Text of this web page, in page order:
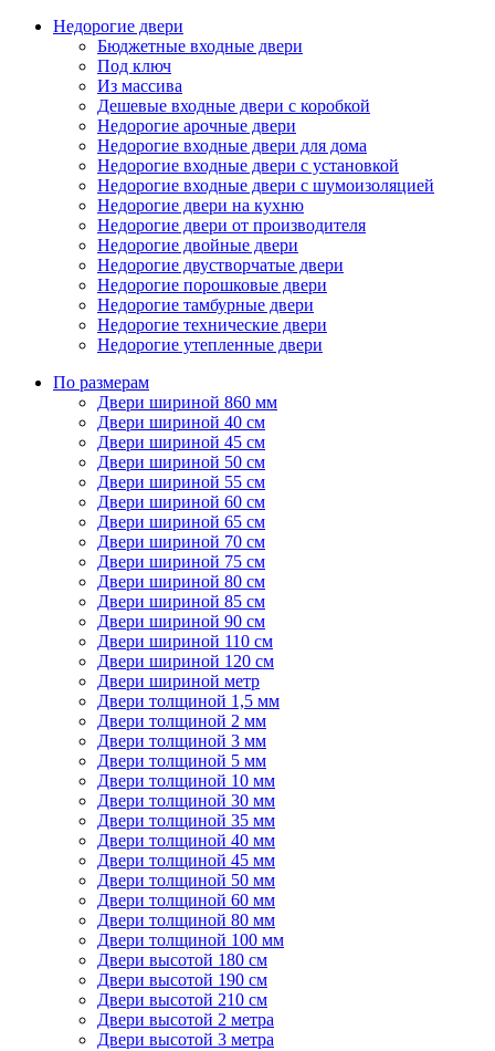
Недорогие двери
Бюджетные входные двери
Под ключ
Из массива
Дешевые входные двери с коробкой
Недорогие арочные двери
Недорогие входные двери для дома
Недорогие входные двери с установкой
Недорогие входные двери с шумоизоляцией
Недорогие двери на кухню
Недорогие двери от производителя
Недорогие двойные двери
Недорогие двустворчатые двери
Недорогие порошковые двери
Недорогие тамбурные двери
Недорогие технические двери
Недорогие утепленные двери
По размерам
Двери шириной 860 мм
Двери шириной 40 см
Двери шириной 45 см
Двери шириной 50 см
Двери шириной 55 см
Двери шириной 60 см
Двери шириной 65 см
Двери шириной 70 см
Двери шириной 75 см
Двери шириной 80 см
Двери шириной 85 см
Двери шириной 90 см
Двери шириной 110 см
Двери шириной 120 см
Двери шириной метр
Двери толщиной 1,5 мм
Двери толщиной 2 мм
Двери толщиной 3 мм
Двери толщиной 5 мм
Двери толщиной 10 мм
Двери толщиной 30 мм
Двери толщиной 35 мм
Двери толщиной 40 мм
Двери толщиной 45 мм
Двери толщиной 50 мм
Двери толщиной 60 мм
Двери толщиной 80 мм
Двери толщиной 100 мм
Двери высотой 180 см
Двери высотой 190 см
Двери высотой 210 см
Двери высотой 2 метра
Двери высотой 3 метра